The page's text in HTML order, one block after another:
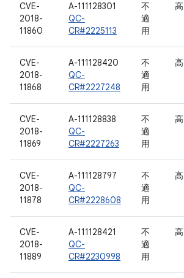
CVE-
2018-
11860
A-111128301
QC-
CR#2225113
不
適
用
高
CVE-
2018-
11868
A-111128420
QC-
CR#2227248
不
適
用
高
CVE-
2018-
11869
A-111128838
QC-
CR#2227263
不
適
用
高
CVE-
2018-
11878
A-111128797
QC-
CR#2228608
不
適
用
高
CVE-
2018-
11889
A-111128421
QC-
CR#2230998
不
適
用
高